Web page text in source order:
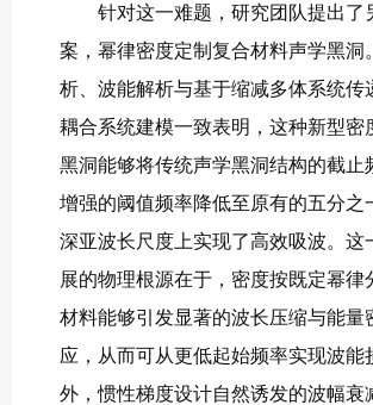
针对这一难题，研究团队提出了
案，幂律密度定制复合材料声学黑洞
析、波能解析与基于缩减多体系统传
耦合系统建模一致表明，这种新型密
黑洞能够将传统声学黑洞结构的截止
增强的阈值频率降低至原有的五分之
深亚波长尺度上实现了高效吸波。这
展的物理根源在于，密度按既定幂律
材料能够引发显著的波长压缩与能量
应，从而可从更低起始频率实现波能
外，惯性梯度设计自然诱发的波幅衰